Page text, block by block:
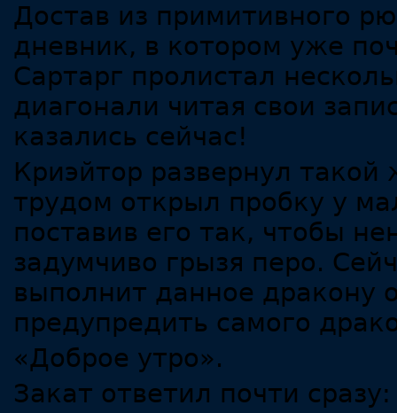
Достав из примитивного
дневник, в котором уже
Сартарг пролистал
диагонали читая свои
казались сейчас!
Криэйтор развернул
трудом открыл пробку у
поставив его так, чтобы
задумчиво грызя перо.
выполнит данное дракону
предупредить самого
«Доброе утро».
Закат ответил почти сразу: